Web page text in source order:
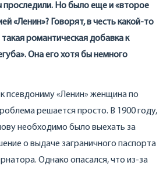
проследили. Но было еще и «второе
«Ленин»? Говорят, в честь какой-то
романтическая добавка к
Она его хотя бы немного
псевдониму «Ленин» женщина по
решается просто. В 1900 году,
необходимо было выехать за
о выдаче заграничного паспорта
Однако опасался, что из-за